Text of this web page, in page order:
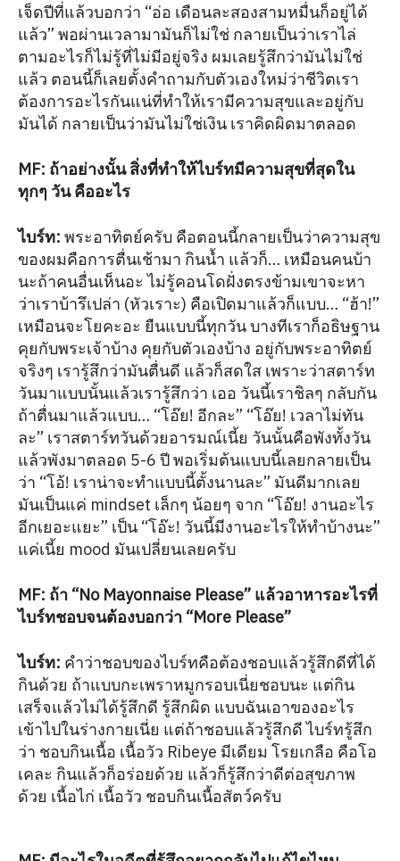
เจ็ดปีที่แล้วบอกว่า “อ่อ เดือนละสองสามหมื่นก็อยู่ได้
แล้ว” พอผ่านเวลามามันก็ไม่ใช่ กลายเป็นว่าเราไล่
ตามอะไรก็ไม่รู้ที่ไม่มีอยู่จริง ผมเลยรู้สึกว่ามันไม่ใช่
แล้ว ตอนนี้ก็เลยตั้งคำถามกับตัวเองใหม่ว่าชีวิตเรา
ต้องการอะไรกันแน่ที่ทำให้เรามีความสุขและอยู่กับ
มันได้ กลายเป็นว่ามันไม่ใช่เงิน เราคิดผิดมาตลอด
MF: ถ้าอย่างนั้น สิ่งที่ทำให้ไบร์ทมีความสุขที่สุดใน
ทุกๆ วัน คืออะไร
ไบร์ท: พระอาทิตย์ครับ คือตอนนี้กลายเป็นว่าความสุข
ของผมคือการตื่นเช้ามา กินน้ำ แล้วก็… เหมือนคนบ้า
นะถ้าคนอื่นเห็นอะ ไม่รู้คอนโดฝั่งตรงข้ามเขาจะหา
ว่าเราบ้ารึเปล่า (หัวเราะ) คือเปิดมาแล้วก็แบบ… “ฮ้า!”
เหมือนจะโยคะอะ ยืนแบบนี้ทุกวัน บางทีเราก็อธิษฐาน
คุยกับพระเจ้าบ้าง คุยกับตัวเองบ้าง อยู่กับพระอาทิตย์
จริงๆ เรารู้สึกว่ามันตื่นดี แล้วก็สดใส เพราะว่าสตาร์ท
วันมาแบบนั้นแล้วเรารู้สึกว่า เออ วันนี้เราชิลๆ กลับกัน
ถ้าตื่นมาแล้วแบบ… “โอ๊ย! อีกละ” “โอ๊ย! เวลาไม่ทัน
ละ” เราสตาร์ทวันด้วยอารมณ์เนี้ย วันนั้นคือพังทั้งวัน
แล้วพังมาตลอด 5-6 ปี พอเริ่มต้นแบบนี้เลยกลายเป็น
ว่า “โอ้! เราน่าจะทำแบบนี้ตั้งนานละ” มันดีมากเลย
มันเป็นแค่ mindset เล็กๆ น้อยๆ จาก “โอ๊ย! งานอะไร
อีกเยอะแยะ” เป็น “โอ๊ะ! วันนี้มีงานอะไรให้ทำบ้างนะ”
แค่เนี้ย mood มันเปลี่ยนเลยครับ
MF: ถ้า “No Mayonnaise Please” แล้วอาหารอะไรที่
ไบร์ทชอบจนต้องบอกว่า “More Please”
ไบร์ท: คำว่าชอบของไบร์ทคือต้องชอบแล้วรู้สึกดีที่ได้
กินด้วย ถ้าแบบกะเพราหมูกรอบเนี่ยชอบนะ แต่กิน
เสร็จแล้วไม่ได้รู้สึกดี รู้สึกผิด แบบฉันเอาของอะไร
เข้าไปในร่างกายเนี่ย แต่ถ้าชอบแล้วรู้สึกดี ไบร์ทรู้สึก
ว่า ชอบกินเนื้อ เนื้อวัว Ribeye มีเดียม โรยเกลือ คือโอ
เคละ กินแล้วก็อร่อยด้วย แล้วก็รู้สึกว่าดีต่อสุขภาพ
ด้วย เนื้อไก่ เนื้อวัว ชอบกินเนื้อสัตว์ครับ